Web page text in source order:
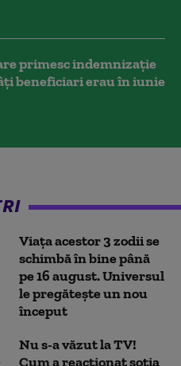
primesc indemnizaţie
beneficiari erau în iunie
Viața acestor 3 zodii se
schimbă în bine până
pe 16 august. Universul
le pregătește un nou
început
Nu s-a văzut la TV!
Cum a reacţionat soţia